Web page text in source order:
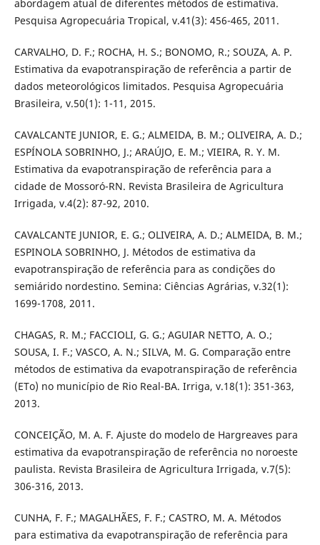
abordagem atual de diferentes métodos de estimativa.
Pesquisa Agropecuária Tropical, v.41(3): 456-465, 2011.
CARVALHO, D. F.; ROCHA, H. S.; BONOMO, R.; SOUZA, A. P.
Estimativa da evapotranspiração de referência a partir de
dados meteorológicos limitados. Pesquisa Agropecuária
Brasileira, v.50(1): 1-11, 2015.
CAVALCANTE JUNIOR, E. G.; ALMEIDA, B. M.; OLIVEIRA, A. D.;
ESPÍNOLA SOBRINHO, J.; ARAÚJO, E. M.; VIEIRA, R. Y. M.
Estimativa da evapotranspiração de referência para a
cidade de Mossoró-RN. Revista Brasileira de Agricultura
Irrigada, v.4(2): 87-92, 2010.
CAVALCANTE JUNIOR, E. G.; OLIVEIRA, A. D.; ALMEIDA, B. M.;
ESPINOLA SOBRINHO, J. Métodos de estimativa da
evapotranspiração de referência para as condições do
semiárido nordestino. Semina: Ciências Agrárias, v.32(1):
1699-1708, 2011.
CHAGAS, R. M.; FACCIOLI, G. G.; AGUIAR NETTO, A. O.;
SOUSA, I. F.; VASCO, A. N.; SILVA, M. G. Comparação entre
métodos de estimativa da evapotranspiração de referência
(ETo) no município de Rio Real-BA. Irriga, v.18(1): 351-363,
2013.
CONCEIÇÃO, M. A. F. Ajuste do modelo de Hargreaves para
estimativa da evapotranspiração de referência no noroeste
paulista. Revista Brasileira de Agricultura Irrigada, v.7(5):
306-316, 2013.
CUNHA, F. F.; MAGALHÃES, F. F.; CASTRO, M. A. Métodos
para estimativa da evapotranspiração de referência para